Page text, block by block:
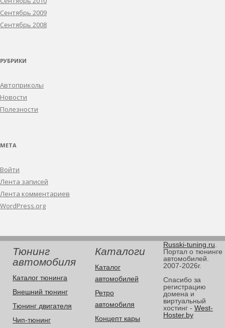
Сентябрь 2009
Сентябрь 2008
РУБРИКИ
Автоприколы
Новости
Полезности
МЕТА
Войти
Лента записей
Лента комментариев
WordPress.org
Тюнинг
автомобиля
Каталог тюнинга
Внешний тюнинг
Тюнинг двигателя
Чип-тюнинг
Каталоги
Каталог
автомобилей
Ретро
автомобиля
Концепт кары
Russki-tuning.ru
Портал о тюнинге
автомобилей.
2007-2026г.
Спасибо за
регистрацию
домена и
виртуальный
хостинг - West-
Hoster.by